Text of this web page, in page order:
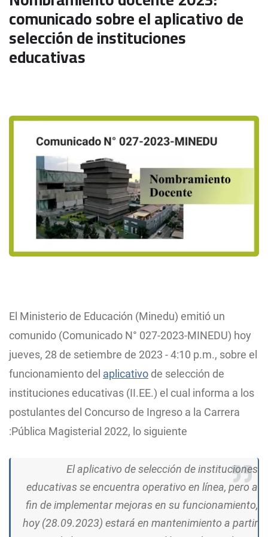
comunicado sobre el aplicativo de
selección de instituciones
educativas
El Ministerio de Educación (Minedu) emitió un
comunido (Comunicado N° 027-2023-MINEDU) hoy
jueves, 28 de setiembre de 2023 - 4:10 p.m., sobre el
funcionamiento del aplicativo de selección de
instituciones educativas (II.EE.) el cual informa a los
postulantes del Concurso de Ingreso a la Carrera
Pública Magisterial 2022, lo siguiente:
El aplicativo de selección de instituciones
educativas se encuentra operativo en línea, pero a
fin de implementar mejoras en su funcionamiento,
hoy (28.09.2023) estará en mantenimiento a partir